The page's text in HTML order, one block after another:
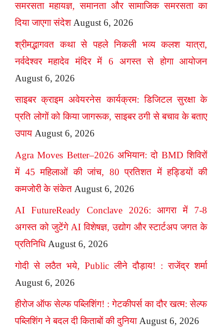
समरसता महायज्ञ, समानता और सामाजिक समरसता का
दिया जाएगा संदेश August 6, 2026
श्रीमद्भागवत कथा से पहले निकली भव्य कलश यात्रा,
नर्वदेश्वर महादेव मंदिर में 6 अगस्त से होगा आयोजन
August 6, 2026
साइबर क्राइम अवेयरनेस कार्यक्रम: डिजिटल सुरक्षा के
प्रति लोगों को किया जागरूक, साइबर ठगी से बचाव के बताए
उपाय August 6, 2026
Agra Moves Better–2026 अभियान: दो BMD शिविरों
में 45 महिलाओं की जांच, 80 प्रतिशत में हड्डियों की
कमजोरी के संकेत August 6, 2026
AI FutureReady Conclave 2026: आगरा में 7-8
अगस्त को जुटेंगे AI विशेषज्ञ, उद्योग और स्टार्टअप जगत के
प्रतिनिधि August 6, 2026
गोदी से लठैत भये, Public लीने दौड़ाय! : राजेंद्र शर्मा
August 6, 2026
हीरोज ऑफ सेल्फ पब्लिशिंग! : गेटकीपर्स का दौर खत्म: सेल्फ
पब्लिशिंग ने बदल दी किताबों की दुनिया August 6, 2026